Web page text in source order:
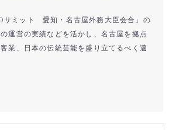
サミット 愛知・名古屋外務大臣会合」の
運営の実績などを活かし、名古屋を拠点
業、日本の伝統芸能を盛り立てるべく邁